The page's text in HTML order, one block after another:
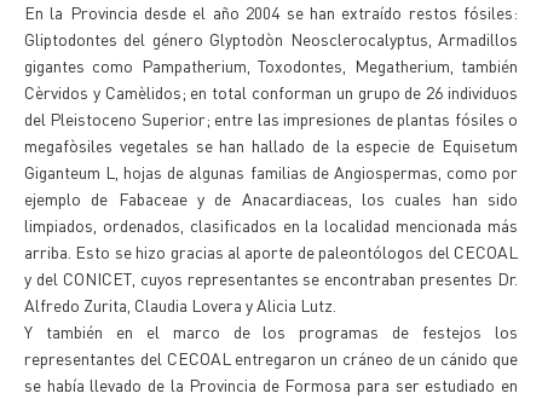
En la Provincia desde el año 2004 se han extraído restos fósiles:
Gliptodontes del género Glyptodòn Neosclerocalyptus, Armadillos
gigantes como Pampatherium, Toxodontes, Megatherium, también
Cèrvidos y Camèlidos; en total conforman un grupo de 26 individuos
del Pleistoceno Superior; entre las impresiones de plantas fósiles o
megafòsiles vegetales se han hallado de la especie de Equisetum
Giganteum L, hojas de algunas familias de Angiospermas, como por
ejemplo de Fabaceae y de Anacardiaceas, los cuales han sido
limpiados, ordenados, clasificados en la localidad mencionada más
arriba. Esto se hizo gracias al aporte de paleontólogos del CECOAL
y del CONICET, cuyos representantes se encontraban presentes Dr.
Alfredo Zurita, Claudia Lovera y Alicia Lutz.
Y también en el marco de los programas de festejos los
representantes del CECOAL entregaron un cráneo de un cánido que
se había llevado de la Provincia de Formosa para ser estudiado en